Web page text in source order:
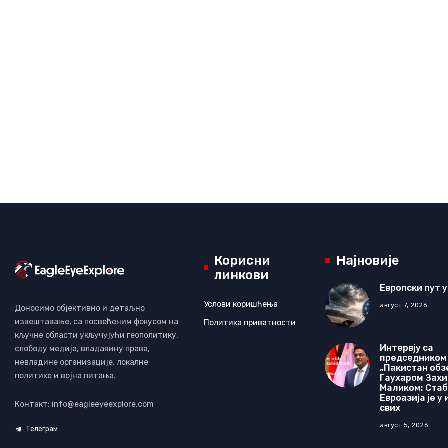
Доносимо објективно и детаљно
извештавање, са посвећеним фокусом на
кључне области укључујући геополитику,
слободу медија, владавину права,
невладине организације, локалне
политике и војна питања.
Контакт: info@eagleeyeexplore.com
Телеграм
Корисни
линкови
Услови коришћења
Политика приватности
Најновије
Европски пут
август 7, 2026
Интервју са
„Пакистан
Гаухаром
Маликом:
Евроазија је у
свих
август 5, 2026